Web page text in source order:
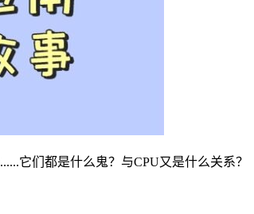
它们都是什么鬼？与CPU又是什么关系？